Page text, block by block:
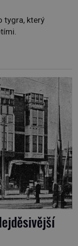
tygra, který